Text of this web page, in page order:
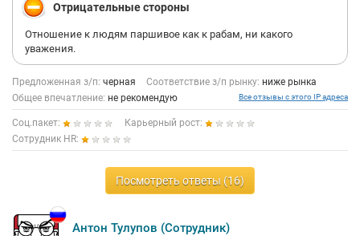
Отрицательные стороны
Отношение к людям паршивое как к рабам, ни какого
уважения.
Предложенная з/п: черная Соответствие з/п рынку: ниже рынка
Общее впечатление: не рекомендую Все отзывы с этого IP адреса
Соц.пакет:
Карьерный рост:
Сотрудник HR:
Посмотреть ответы (16)
Антон Тулупов (Сотрудник)